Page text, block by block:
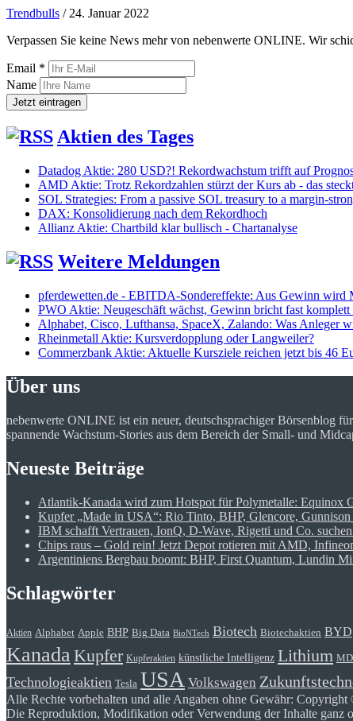
Trendbulls / 24. Januar 2022
Verpassen Sie keine News mehr von nebenwerte ONLINE. Wir
Email *
Name
Aktien des Tages
Datadog Aktie: 280 USD?! Rekordwachstum trifft auf
AMD Aktie: Trotz Rekordzahlen stürzt der Kurs ab - das
SOL Strategies: From a passive SOL treasury to a margin-
DAX: Konsolidierung nach dem Rekordhoch
Allianz Aktie: Chartbild klar bullisch - Chartanalyse
Weitere Meldungen
pferdewetten.de - EBITDA-Sondereffekte: Aus Gewinn wird
PWO Aktie: Neugeschäft wächst, Gewinn bricht fast komplett
Alphabet, Cisco, Lufthansa, SpaceX, Zalando: Was Anleger
Rheinmetall Aktie: Kursverdopplung oder Langweiler?
Commerzbank Aktie: Aktuelle Kursziele reichen jetzt bis 46
Über uns
nebenwerte ONLINE ist ein neuer, deutschsprachiger Börsenblog
spannende Wachstum-Stories aus dem Bereich der Small- und
Neueste Beiträge
Atlantik-Kanada wird zum Hotspot für Polymetalle: Equinox
Kupfer „Made in USA“: Rio Tinto, BHP, Glencore,
IBM schafft Vertrauen, IonQ, D-Wave, Rigetti und Co.
Chips raus – Gold rein! Jetzt Depot rotieren mit AMD,
Argentiniens Bergbau boomt: BHP, First Quantum, Lundin
Schlagwörter
Aktien Alphabet Apple BHP Big Data BioNTech Biotech Biotechaktien BYD
Kanada Kupfer Kupferaktien künstliche Intelligenz Lithium
Technologieaktien Tesla USA Volkswagen
Alle Rechte vorbehalten und alle Angaben ohne Gewähr:
Die Reproduktion, Modifikation oder Verwendung der Inhalte ganz